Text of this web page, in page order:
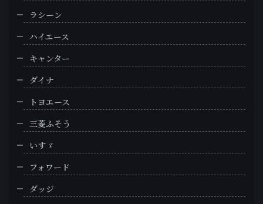
ラシーン
ハイエース
キャンター
ダイナ
トヨエース
三菱ふそう
いすゞ
フォワード
ダッジ